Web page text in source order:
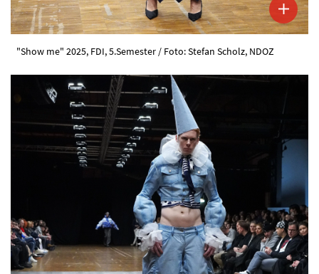
"Show me" 2025, FDI, 5.Semester / Foto: Stefan Scholz, NDOZ